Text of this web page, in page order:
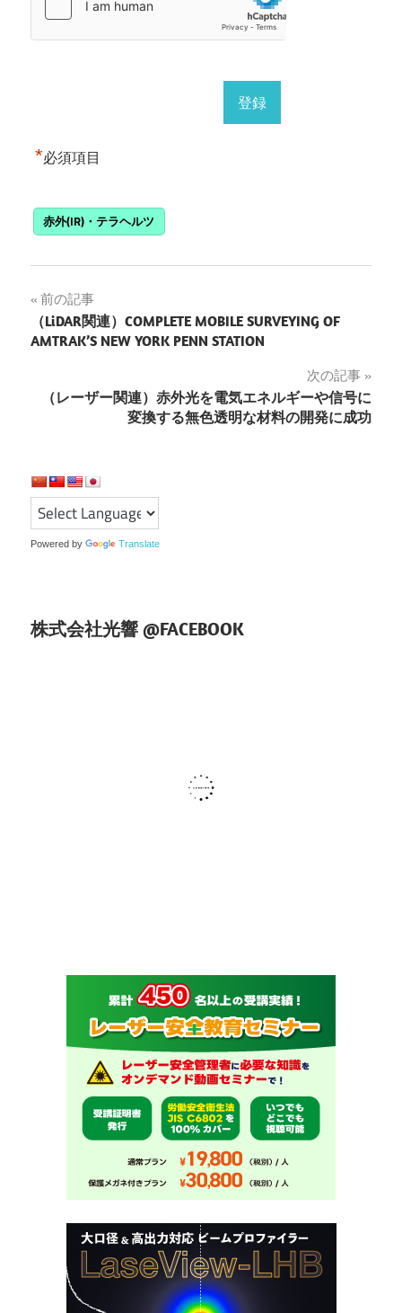
*必須項目
赤外(IR)・テラヘルツ
投
稿
ビ
ー
シ
ョ
前の記事
（LiDAR関連）COMPLETE MOBILE SURVEYING OF
AMTRAK’S NEW YORK PENN STATION
次の記事
（レーザー関連）赤外光を電気エネルギーや信号に
変換する無色透明な材料の開発に成功
Powered by Translate
株式会社光響 @FACEBOOK